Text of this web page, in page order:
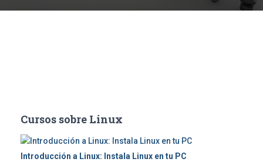
Cursos sobre Linux
Introducción a Linux: Instala Linux en tu PC